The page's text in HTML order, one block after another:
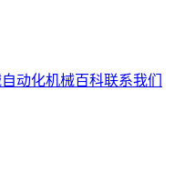
动化机械百科联系我们